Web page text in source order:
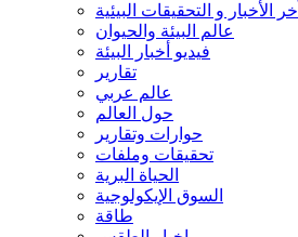
آخر الأخبار و التحقيقات البيئية
عالم البيئة والحيوان
فيديو أخبار البيئة
تقارير
عالم عربي
حول العالم
حوارات وتقارير
تحقيقات وملفات
الحياة البرية
السوق الإيكولوجية
طاقة